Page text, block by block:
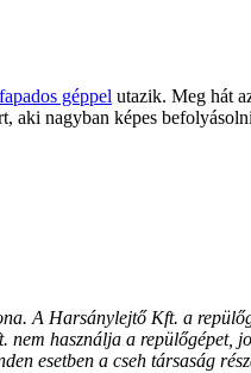
fapados géppel utazik. Meg hát
aki nagyban képes
A Harsánylejtő Kft. a
használja a repülőgépet,
esetben a cseh társaság